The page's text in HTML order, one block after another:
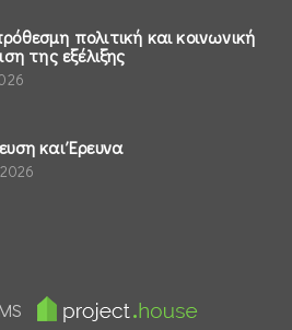
πολιτική και κοινωνική
της εξέλιξης
και Έρευνα